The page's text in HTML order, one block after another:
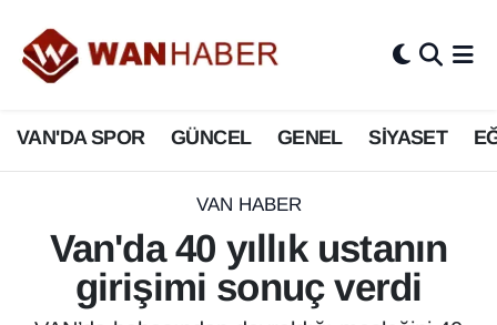
VAN'DA SPOR GÜNCEL GENEL SİYASET
VAN HABER
Van'da 40 yıllık ustanın
girişimi sonuç verdi
3.SAYFA
ASAYİŞ
BİLİM VE TEKNOLOJİ
Biyografi
Bölge Haberleri
Van Nöbetçi Eczaneler
Van Hava Durumu
Van Namaz Vakitleri
Van Trafik Yoğunluk Haritası
Süper Lig Puan Durumu ve Fikstür